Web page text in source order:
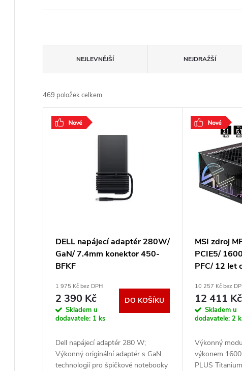
a
z
e
NEJLEVNĚJŠÍ NEJDRAŽŠÍ
469 položek celkem
V
DELL napájecí adaptér 280W/
GaN/ 7.4mm konektor 450-
BFKF
1 975 Kč bez DPH
2 390 Kč
Skladem u
dodavatele: 1 ks
DO KOŠÍKU
Dell napájecí adaptér 280 W;
Výkonný originální adaptér s GaN
technologií pro špičkové notebooky
MSI zdroj
PCIE5/
PFC/ 12 let
kabeláž/
AI1600TS
10 257 Kč bez
12 411 Kč
Skladem u
dodavatele:2
Výkonný
výkonem
PLUS